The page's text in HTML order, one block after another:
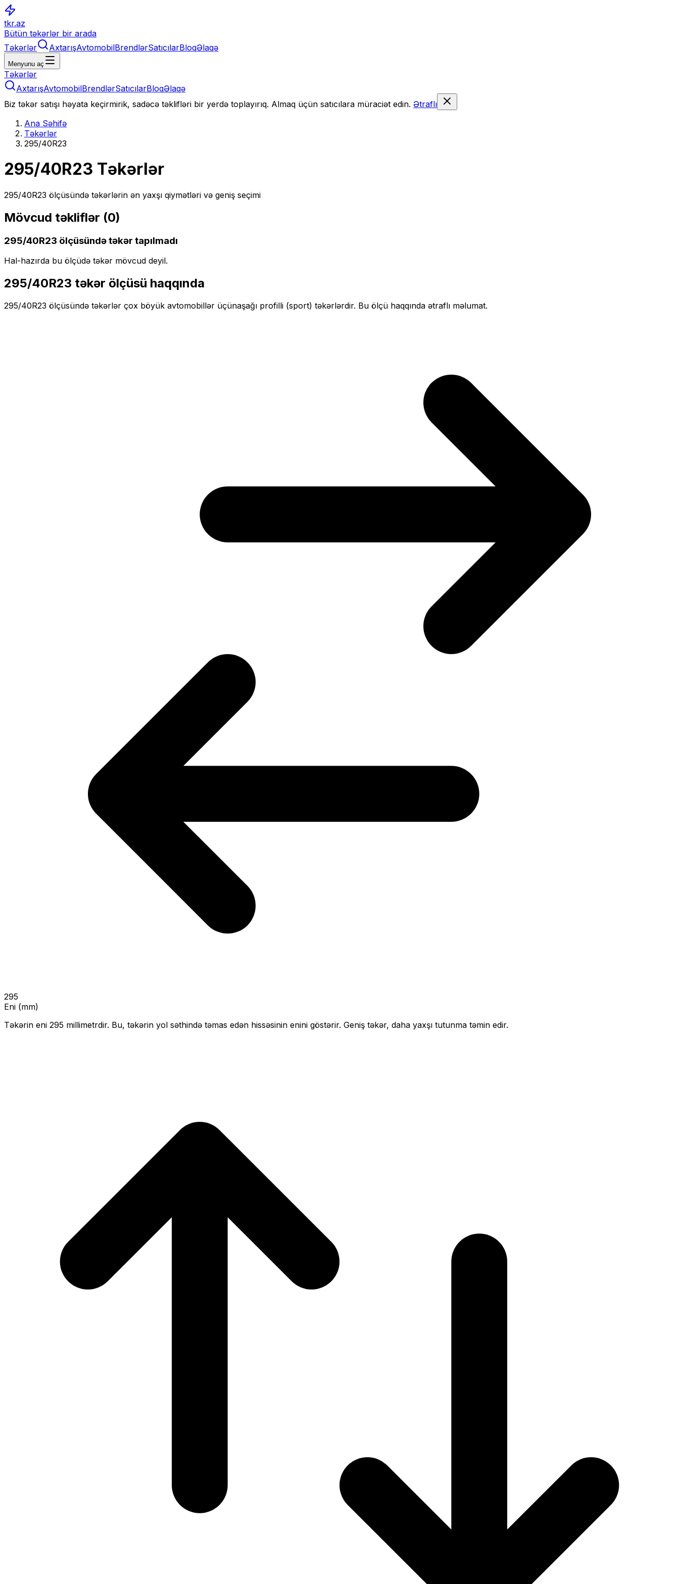
tkr.az
Bütün təkərlər bir arada
Təkərlər
AxtarışAvtomobilBrendlərSatıcılarBloqƏlaqə
Menyunu aç
Təkərlər
AxtarışAvtomobilBrendlərSatıcılarBloqƏlaqə
Biz təkər satışı həyata keçirmirik, sadəcə təklifləri bir yerdə toplayırıq. Almaq üçün satıcılara müraciət edin. Ətraflı
Ana Səhifə
Təkərlər
295/40R23
295/40R23 Təkərlər
295/40R23 ölçüsündə təkərlərin ən yaxşı qiymətləri və geniş seçimi
Mövcud təkliflər (0)
295/40R23 ölçüsündə təkər tapılmadı
Hal-hazırda bu ölçüdə təkər mövcud deyil.
295/40R23 təkər ölçüsü haqqında
295/40R23 ölçüsündə təkərlər çox böyük avtomobillər üçünaşağı profilli (sport) təkərlərdir. Bu ölçü haqqında ətraflı məlumat.
295
Eni (mm)
Təkərin eni 295 millimetrdir. Bu, təkərin yol səthində təmas edən hissəsinin enini göstərir. Geniş təkər, daha yaxşı tutunma təmin edir.